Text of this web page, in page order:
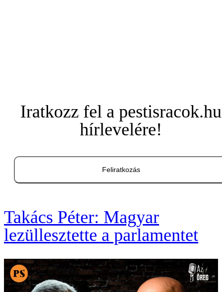
Iratkozz fel a pestisracok.hu
hírlevelére!
Feliratkozás
Takács Péter: Magyar
lezüllesztette a parlamentet